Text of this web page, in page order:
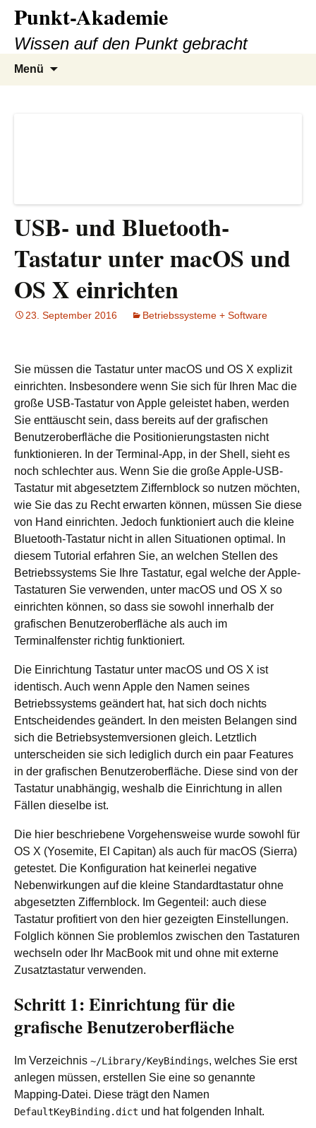
Zum
Inhalt
springen
Punkt-Akademie
Wissen auf den Punkt gebracht
Menü
USB- und Bluetooth-
Tastatur unter macOS und
OS X einrichten
23. September 2016 Betriebssysteme + Software
Sie müssen die Tastatur unter macOS und OS X explizit
einrichten. Insbesondere wenn Sie sich für Ihren Mac die
große USB-Tastatur von Apple geleistet haben, werden
Sie enttäuscht sein, dass bereits auf der grafischen
Benutzeroberfläche die Positionierungstasten nicht
funktionieren. In der Terminal-App, in der Shell, sieht es
noch schlechter aus. Wenn Sie die große Apple-USB-
Tastatur mit abgesetztem Ziffernblock so nutzen möchten,
wie Sie das zu Recht erwarten können, müssen Sie diese
von Hand einrichten. Jedoch funktioniert auch die kleine
Bluetooth-Tastatur nicht in allen Situationen optimal. In
diesem Tutorial erfahren Sie, an welchen Stellen des
Betriebssystems Sie Ihre Tastatur, egal welche der Apple-
Tastaturen Sie verwenden, unter macOS und OS X so
einrichten können, so dass sie sowohl innerhalb der
grafischen Benutzeroberfläche als auch im
Terminalfenster richtig funktioniert.
Die Einrichtung Tastatur unter macOS und OS X ist
identisch. Auch wenn Apple den Namen seines
Betriebssystems geändert hat, hat sich doch nichts
Entscheidendes geändert. In den meisten Belangen sind
sich die Betriebsystemversionen gleich. Letztlich
unterscheiden sie sich lediglich durch ein paar Features
in der grafischen Benutzeroberfläche. Diese sind von der
Tastatur unabhängig, weshalb die Einrichtung in allen
Fällen dieselbe ist.
Die hier beschriebene Vorgehensweise wurde sowohl für
OS X (Yosemite, El Capitan) als auch für macOS (Sierra)
getestet. Die Konfiguration hat keinerlei negative
Nebenwirkungen auf die kleine Standardtastatur ohne
abgesetzten Ziffernblock. Im Gegenteil: auch diese
Tastatur profitiert von den hier gezeigten Einstellungen.
Folglich können Sie problemlos zwischen den Tastaturen
wechseln oder Ihr MacBook mit und ohne mit externe
Zusatztastatur verwenden.
Schritt 1: Einrichtung für die
grafische Benutzeroberfläche
Im Verzeichnis ~/Library/KeyBindings, welches Sie erst
anlegen müssen, erstellen Sie eine so genannte
Mapping-Datei. Diese trägt den Namen
DefaultKeyBinding.dict und hat folgenden Inhalt.